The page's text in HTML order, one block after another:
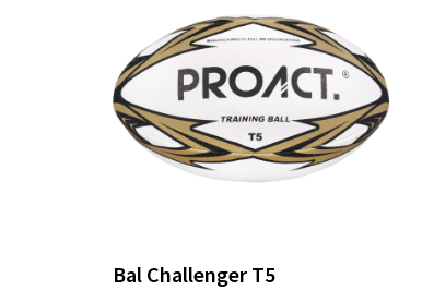
Bal Challenger T5